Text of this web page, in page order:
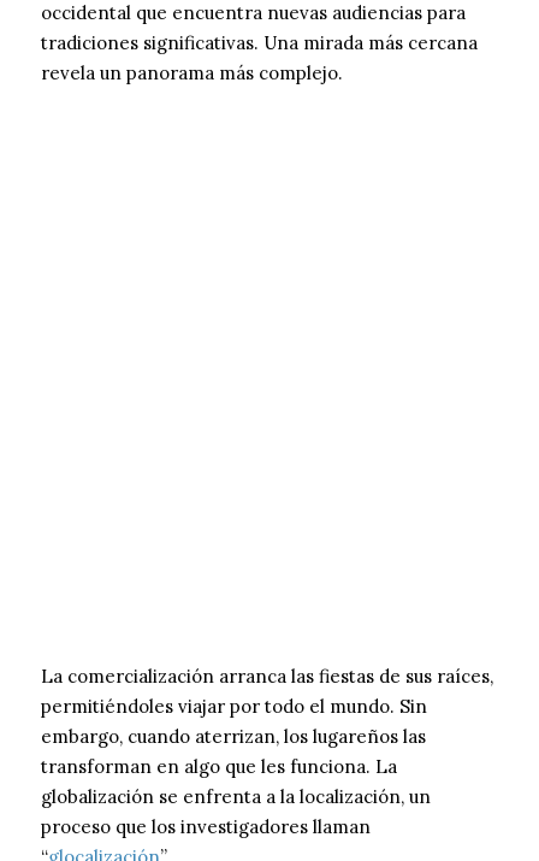
occidental que encuentra nuevas audiencias para
tradiciones significativas. Una mirada más cercana
revela un panorama más complejo.
La comercialización arranca las fiestas de sus raíces,
permitiéndoles viajar por todo el mundo. Sin
embargo, cuando aterrizan, los lugareños las
transforman en algo que les funciona. La
globalización se enfrenta a la localización, un
proceso que los investigadores llaman